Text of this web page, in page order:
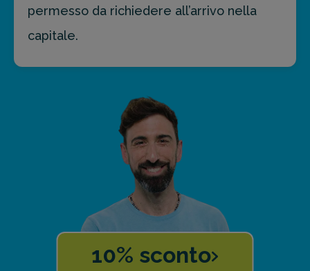
permesso da richiedere all’arrivo nella
capitale.
10% sconto